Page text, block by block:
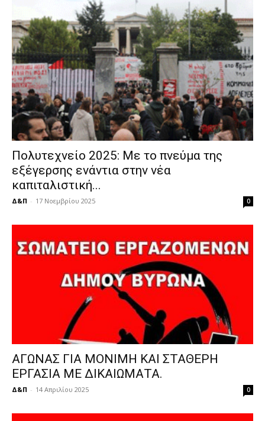
Πολυτεχνείο 2025: Με το πνεύμα της
εξέγερσης ενάντια στην νέα
καπιταλιστική...
Δ&Π - 17 Νοεμβρίου 2025 0
ΑΓΩΝΑΣ ΓΙΑ ΜΟΝΙΜΗ ΚΑΙ ΣΤΑΘΕΡΗ
ΕΡΓΑΣΙΑ ΜΕ ΔΙΚΑΙΩΜΑΤΑ.
Δ&Π - 14 Απριλίου 2025 0